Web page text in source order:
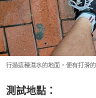
行過這種濕水的地面，便有打滑的
測試地點：